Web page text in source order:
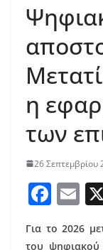
η
των
26 Σεπτεμβρίου
F
c
E
ai
Για το 2026
του ψηφιακού